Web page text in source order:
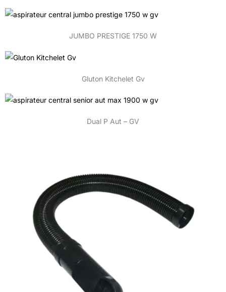
JUMBO PRESTIGE 1750 W
Gluton Kitchelet Gv
Dual P Aut – GV